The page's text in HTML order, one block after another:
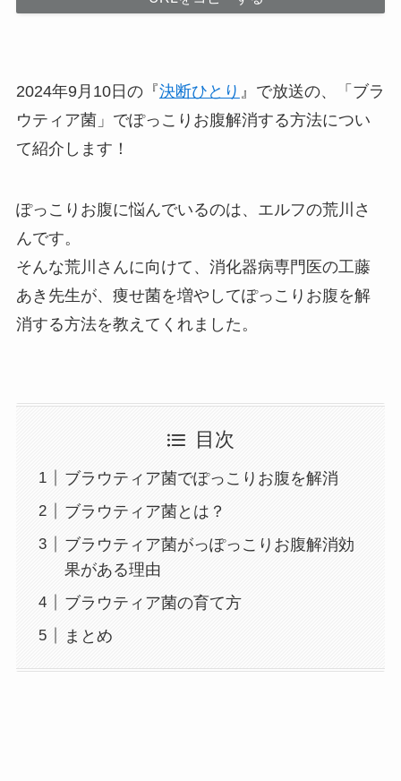
2024年9月10日の『決断ひとり 』で放送の、「ブラ
ウティア菌」でぽっこりお腹解消する方法につい
て紹介します！
ぽっこりお腹に悩んでいるのは、エルフの荒川さ
んです。
そんな荒川さんに向けて、消化器病専門医の工藤
あき先生が、痩せ菌を増やしてぽっこりお腹を解
消する方法を教えてくれました。
目次
ブラウティア菌でぽっこりお腹を解消
ブラウティア菌とは？
ブラウティア菌がっぽっこりお腹解消効
果がある理由
ブラウティア菌の育て方
まとめ